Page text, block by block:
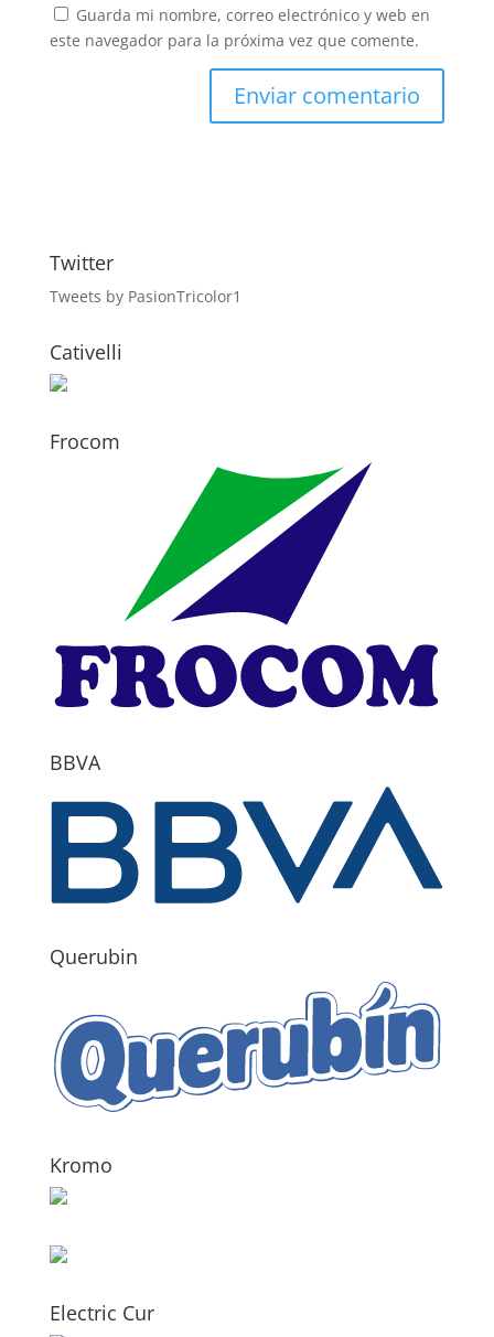
Guarda mi nombre, correo electrónico y web en
este navegador para la próxima vez que comente.
Twitter
Tweets by PasionTricolor1
Cativelli
Frocom
BBVA
Querubin
Kromo
Electric Cur